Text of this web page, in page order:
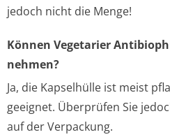
jedoch nicht die Menge!
Können Vegetarier
nehmen?
Ja, die Kapselhülle ist meist
geeignet. Überprüfen Sie
auf der Verpackung.